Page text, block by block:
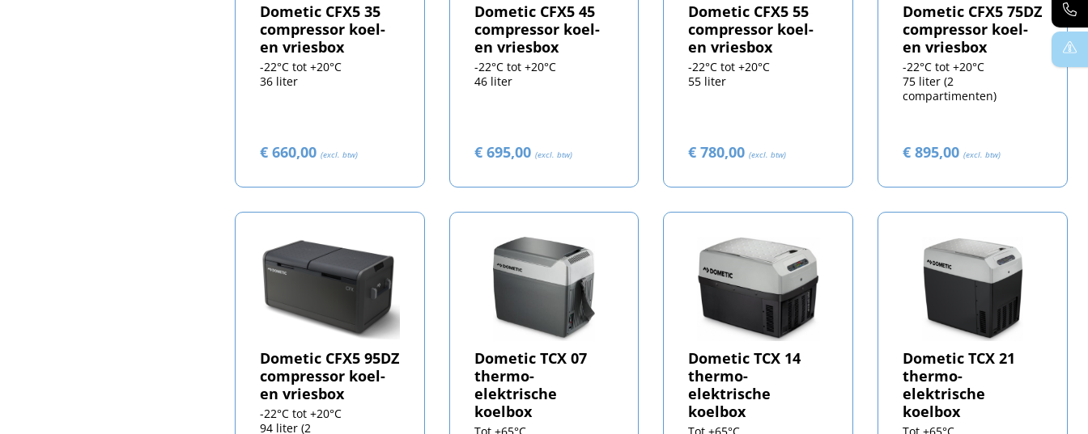
Dometic CFX5 35
compressor koel-
en vriesbox
-22°C tot +20°C
36 liter
€ 660,00 (excl. btw)
Dometic CFX5 45
compressor koel-
en vriesbox
-22°C tot +20°C
46 liter
€ 695,00 (excl. btw)
Dometic CFX5 55
compressor koel-
en vriesbox
-22°C tot +20°C
55 liter
€ 780,00(excl. btw)
Dometic CFX5 75DZ
compressor koel-
en vriesbox
-22°C tot +20°C
75 liter (2
compartimenten)
€ 895,00(excl. btw)
Dometic CFX5 95DZ
compressor koel-
en vriesbox
-22°C tot +20°C
94 liter (2
Dometic TCX 07
thermo-
elektrische
koelbox
Dometic TCX 14
thermo-
elektrische
koelbox
Dometic TCX 21
thermo-
elektrische
koelbox